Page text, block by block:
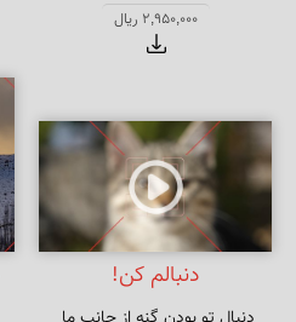
دودم به سر برآمد زین آتش نهانی
2,950,000 ریال
دنبالم کن!